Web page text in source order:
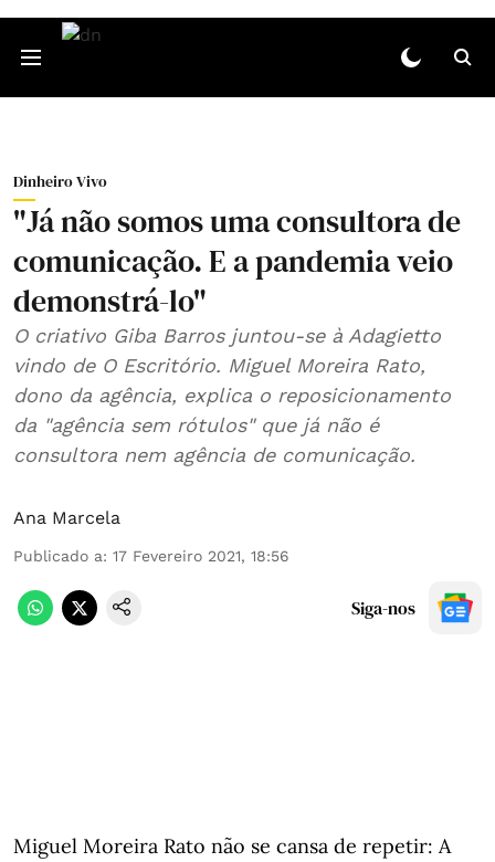
Dinheiro Vivo
"Já não somos uma consultora de
comunicação. E a pandemia veio
demonstrá-lo"
O criativo Giba Barros juntou-se à Adagietto
vindo de O Escritório. Miguel Moreira Rato,
dono da agência, explica o reposicionamento
da "agência sem rótulos" que já não é
consultora nem agência de comunicação.
Ana Marcela
Publicado a: 17 Fevereiro 2021, 18:56
Siga-nos
Miguel Moreira Rato não se cansa de repetir: A